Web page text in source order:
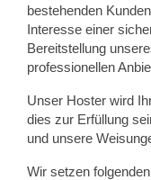
bestehenden
Interesse einer
Bereitstellung
professionellen
Unser Hoster wird
dies zur Erfüllung
und unsere
Wir setzen